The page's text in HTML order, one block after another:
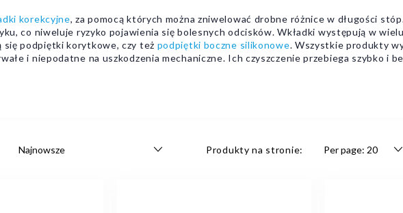
korekcyjne, za pomocą których można zniwelować drobne różnice w długości
co niweluje ryzyko pojawienia się bolesnych odcisków. Wkładki występują w
się podpiętki korytkowe, czy też podpiętki boczne silikonowe. Wszystkie produkty
i niepodatne na uszkodzenia mechaniczne. Ich czyszczenie przebiega szybko i
Produkty na stronie: